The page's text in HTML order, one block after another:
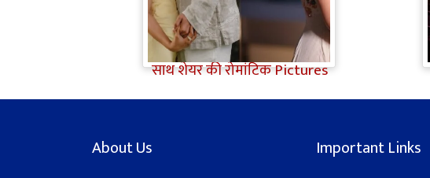
Jiyaa Shankar Engagement:
Jiya Shankar की हुई
Engagement, मंगेतर Karan के
साथ शेयर की रोमांटिक Pictures
About Us Important Links